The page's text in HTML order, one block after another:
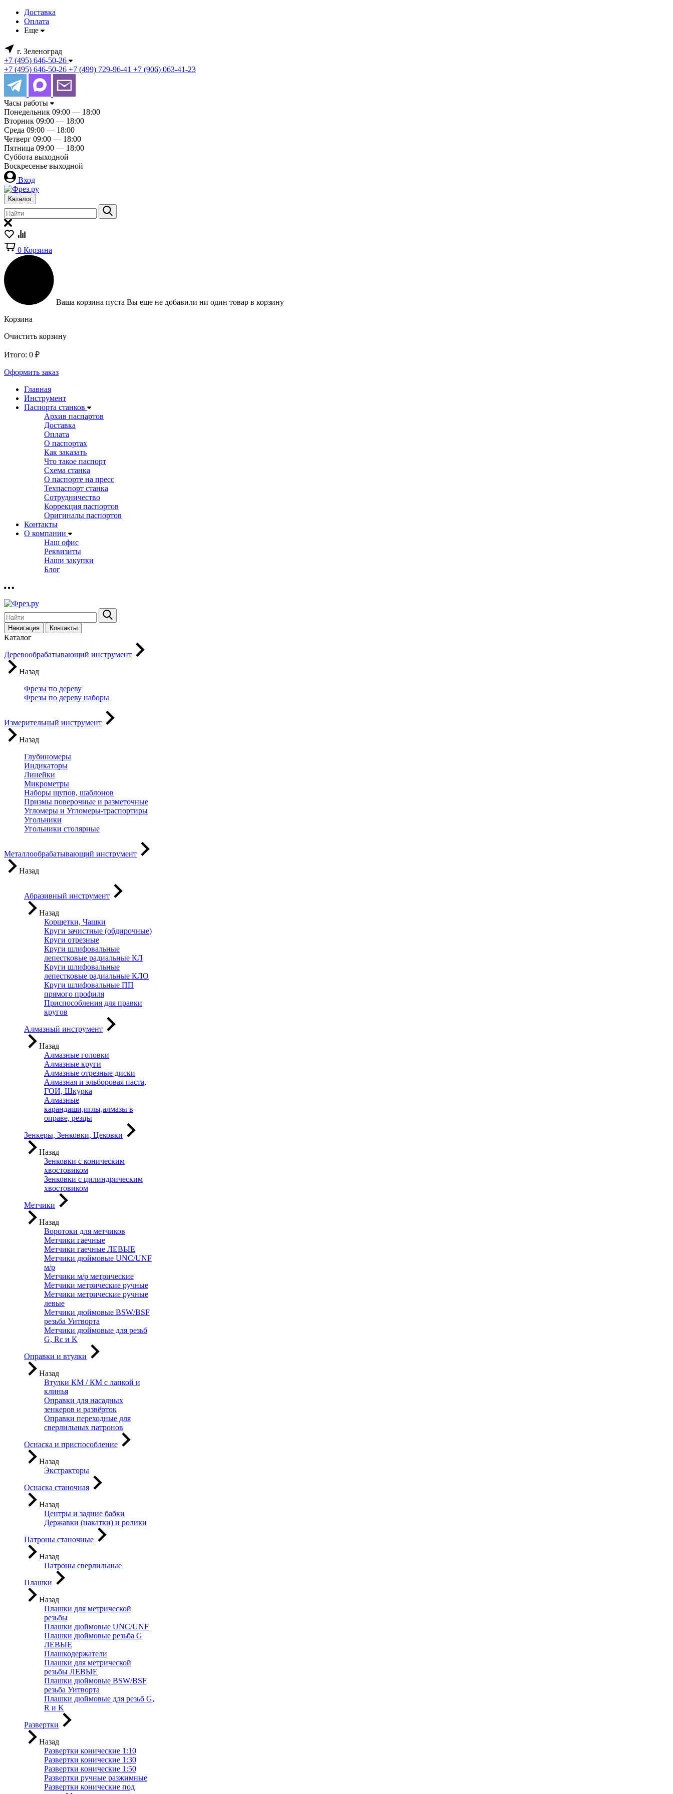
Доставка
Оплата
Еще
г. Зеленоград
+7 (495) 646-50-26
+7 (495) 646-50-26 +7 (499) 729-96-41 +7 (906) 063-41-23
Часы работы
Понедельник 09:00 — 18:00
Вторник 09:00 — 18:00
Среда 09:00 — 18:00
Четверг 09:00 — 18:00
Пятница 09:00 — 18:00
Суббота выходной
Воскресенье выходной
Вход
Каталог
0 Корзина
Ваша корзина пуста Вы еще не добавили ни один товар в корзину
Корзина
Очистить корзину
Итого: 0 ₽
Оформить заказ
Главная
Инструмент
Паспорта станков
Архив паспартов
Доставка
Оплата
О паспортах
Как заказать
Что такое паспорт
Схема станка
О паспорте на пресс
Техпаспорт станка
Сотрудничество
Коррекция паспортов
Оригиналы паспортов
Контакты
О компании
Наш офис
Реквизиты
Наши закупки
Блог
Навигация Контакты
Каталог
Деревообрабатывающий инструмент
Назад
Фрезы по дереву
Фрезы по дереву наборы
Измерительный инструмент
Назад
Глубиномеры
Индикаторы
Линейки
Микрометры
Наборы щупов, шаблонов
Призмы поверочные и разметочные
Угломеры и Угломеры-траспортиры
Угольники
Угольники столярные
Металлообрабатывающий инструмент
Назад
Абразивный инструмент
Назад
Корщетки, Чашки
Круги зачистные (обдирочные)
Круги отрезные
Круги шлифовальные
лепестковые радиальные КЛ
Круги шлифовальные
лепестковые радиальные КЛО
Круги шлифовальные ПП
прямого профиля
Приспособления для правки
кругов
Алмазный инструмент
Назад
Алмазные головки
Алмазные круги
Алмазные отрезные диски
Алмазная и эльборовая паста,
ГОИ, Шкурка
Алмазные
карандаши,иглы,алмазы в
оправе, резцы
Зенкеры, Зенковки, Цековки
Назад
Зенковки с коническим
хвостовиком
Зенковки с цилиндрическим
хвостовиком
Метчики
Назад
Воротоки для метчиков
Метчики гаечные
Метчики гаечные ЛЕВЫЕ
Метчики дюймовые UNC/UNF
м/р
Метчики м/р метрические
Метчики метрические ручные
Метчики метрические ручные
левые
Метчики дюймовые BSW/BSF
резьба Уитворта
Метчики дюймовые для резьб
G, Rc и K
Оправки и втулки
Назад
Втулки КМ / КМ с лапкой и
клинья
Оправки для насадных
зенкеров и развёрток
Оправки переходные для
сверлильных патронов
Оснаска и приспособление
Назад
Экстракторы
Оснаска станочная
Назад
Центры и задние бабки
Державки (накатки) и ролики
Патроны станочные
Назад
Патроны сверлильные
Плашки
Назад
Плашки для метрической
резьбы
Плашки дюймовые UNC/UNF
Плашки дюймовые резьба G
ЛЕВЫЕ
Плашкодержатели
Плашки для метрической
резьбы ЛЕВЫЕ
Плашки дюймовые BSW/BSF
резьба Уитворта
Плашки дюймовые для резьб G,
R и K
Развертки
Назад
Развертки конические 1:10
Развертки конические 1:30
Развертки конические 1:50
Развертки ручные разжимные
Развертки конические под